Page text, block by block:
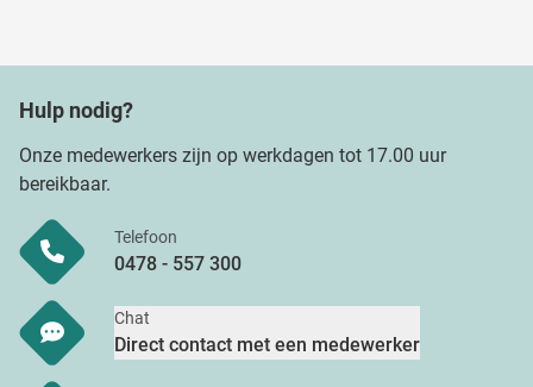
Hulp nodig?
Onze medewerkers zijn op werkdagen tot 17.00 uur
bereikbaar.
Telefoon
0478 - 557 300
Chat
Direct contact met een medewerker